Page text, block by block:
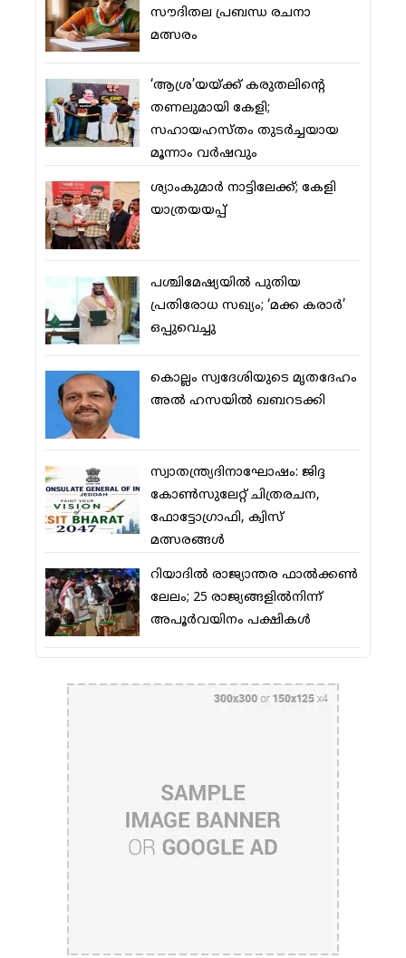
സൗദിതല പ്രബന്ധ രചനാ
മത്സരം
‘ആശ്ര’യയ്ക്ക് കരുതലിന്റെ
തണലുമായി കേളി;
സഹായഹസ്തം തുടര്‍ച്ചയായ
മൂന്നാം വര്‍ഷവും
ശ്യാംകുമാര്‍ നാട്ടിലേക്ക്; കേളി
യാത്രയയപ്പ്
പശ്ചിമേഷ്യയില്‍ പുതിയ
പ്രതിരോധ സഖ്യം; ‘മക്ക കരാര്‍’
ഒപ്പുവെച്ചു
കൊല്ലം സ്വദേശിയുടെ മൃതദേഹം
അല്‍ ഹസയില്‍ ഖബറടക്കി
സ്വാതന്ത്ര്യദിനാഘോഷം: ജിദ്ദ
കോണ്‍സുലേറ്റ് ചിത്രരചന,
ഫോട്ടോഗ്രാഫി, ക്വിസ്
മത്സരങ്ങള്‍
റിയാദില്‍ രാജ്യാന്തര ഫാല്‍ക്കണ്‍
ലേലം; 25 രാജ്യങ്ങളില്‍നിന്ന്
അപൂര്‍വയിനം പക്ഷികള്‍